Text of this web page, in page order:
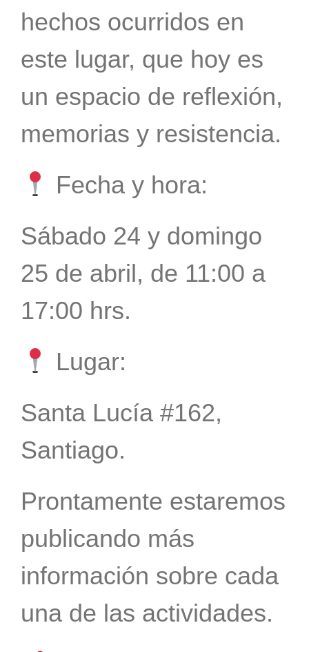
hechos ocurridos en
este lugar, que hoy es
un espacio de reflexión,
memorias y resistencia.
Fecha y hora:
Sábado 24 y domingo
25 de abril, de 11:00 a
17:00 hrs.
Lugar:
Santa Lucía #162,
Santiago.
Prontamente estaremos
publicando más
información sobre cada
una de las actividades.